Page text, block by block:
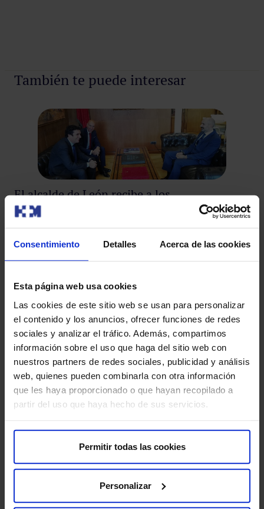
Consentimiento Detalles Acerca de las cookies
Esta página web usa cookies
Las cookies de este sitio web se usan para personalizar
el contenido y los anuncios, ofrecer funciones de redes
sociales y analizar el tráfico. Además, compartimos
información sobre el uso que haga del sitio web con
nuestros partners de redes sociales, publicidad y análisis
web, quienes pueden combinarla con otra información
que les haya proporcionado o que hayan recopilado a
partir del uso que haya hecho de sus servicios.
Permitir todas las cookies
Personalizar
También te puede interesar
El alcalde de León recibe a los
representantes de HM Hospitales en León
visita oficial al director territorial de HM Hospitales en
León, R…
Leer más
Quiénes somos​